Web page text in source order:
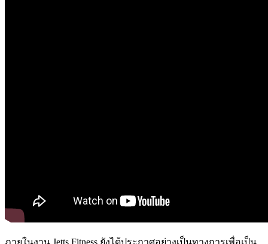
ภายในงาน Jetts Fitness ยังได้ประกาศอย่างเป็นทางการเพื่อเป็น